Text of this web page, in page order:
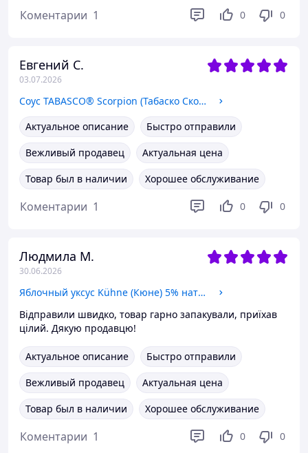
Коментарии 1 0 0
Евгений С.
03.07.2026
Соус TABASCO® Scorpion (Табаско Скорпион) 60 мл
Актуальное описание
Быстро отправили
Вежливый продавец
Актуальная цена
Товар был в наличии
Хорошее обслуживание
Коментарии 1 0 0
Людмила М.
30.06.2026
Яблочный уксус Kühne (Кюне) 5% натуральный 750 мл
Відправили швидко, товар гарно запакували, приїхав
цілий. Дякую продавцю!
Актуальное описание
Быстро отправили
Вежливый продавец
Актуальная цена
Товар был в наличии
Хорошее обслуживание
Коментарии 1 0 0